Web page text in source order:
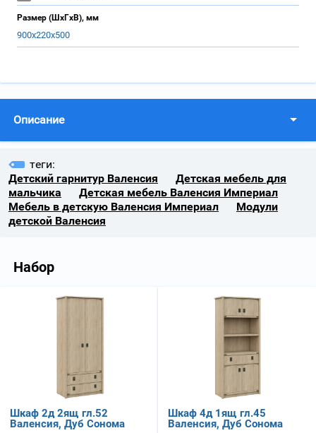
Размер (ШхГхВ), мм
900х220х500
Описание
теги:
Детский гарнитур Валенсия
Детская мебель для
мальчика
Детская мебель Валенсия Империал
Мебель в детскую Валенсия Империал
Модули
детской Валенсия
Набор
Шкаф 2д 2ящ гл.52
Валенсия, Дуб Сонома
Шкаф 4д 1ящ гл.45
Валенсия, Дуб Сонома